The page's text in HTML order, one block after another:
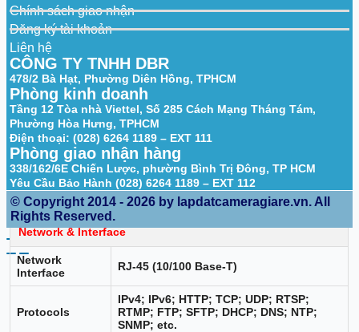
Region of
Interest (ROI)
Yes (4 areas)
Audio
Audio
Compression
G.711a; G.711M; G726
Alarm
Alarm Event
Types
No SD card; SD card full; SD card error;
network disconnection; IP conflict;
illegal access; voltage detection; motion
detection; video tampering; scene
changing; tripwire; intrusion; SMD
Network & Interface
Network
Interface
RJ-45 (10/100 Base-T)
Protocols
IPv4; IPv6; HTTP; TCP; UDP; RTSP;
RTMP; FTP; SFTP; DHCP; DNS; NTP;
SNMP; etc.
Chính sách giao nhận
Đăng ký tài khoản
Liên hệ
CÔNG TY TNHH DBR
478/2 Bà Hạt, Phường Diên Hồng, TPHCM
Phòng kinh doanh
Tầng 12 Tòa nhà Viettel, Số 285 Cách Mạng Tháng Tám,
Phường Hòa Hưng, TPHCM
Điện thoại: (028) 6264 1189 – EXT 111
Phòng giao nhận hàng
338/162/6E Chiến Lược, phường Bình Trị Đông, TP HCM
Yêu Cầu Bảo Hành (028) 6264 1189 – EXT 112
© Copyright 2014 - 2026 by lapdatcameragiare.vn. All
Rights Reserved.